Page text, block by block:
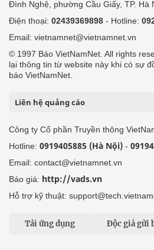
Đình Nghệ, phường Cầu Giấy, TP. Hà
Điện thoại: 02439369898 - Hotline:
Email: vietnamnet@vietnamnet.vn
© 1997 Báo VietNamNet. All rights
lại thông tin từ website này khi có sự
báo VietNamNet.
Liên hệ quảng cáo
Công ty Cổ phần Truyền thông
Hotline: 0919405885 (Hà Nội) -
Email: contact@vietnamnet.vn
Báo giá: http://vads.vn
Hỗ trợ kỹ thuật:
Tải ứng dụng Độc giả gửi